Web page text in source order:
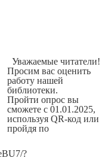
Уважаемые читатели!
Просим вас оценить
работу нашей
библиотеки.
Пройти опрос вы
сможете с 01.01.2025,
используя QR-код или
пройдя по
?